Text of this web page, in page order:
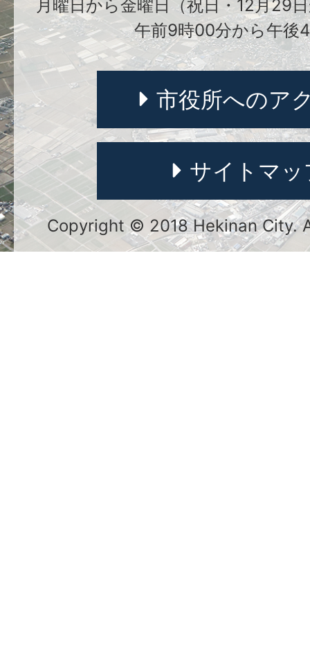
月曜日から金曜日（祝日・12月29
午前9時00分から午後
市役所へのア
サイトマッ
Copyright © 2018 Hekinan City.